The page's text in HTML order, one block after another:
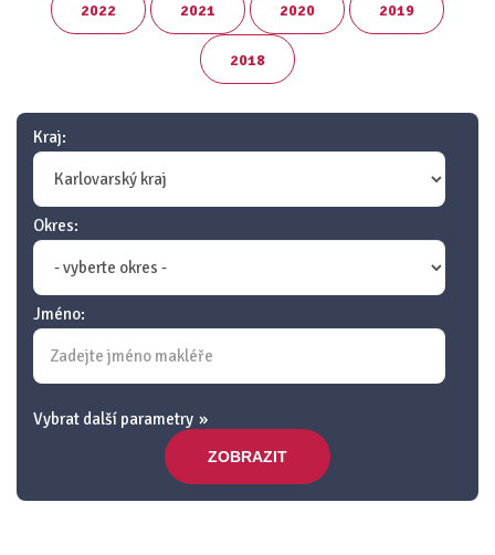
2022 2021 2020 2019
2018
Kraj:
Okres:
Jméno:
Vybrat další parametry
ZOBRAZIT